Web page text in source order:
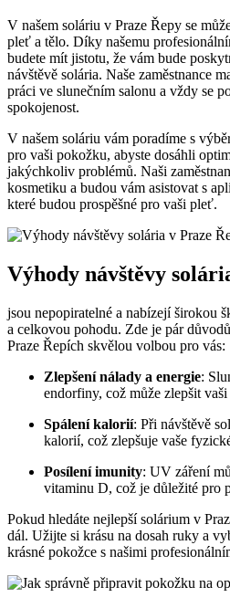
V našem soláriu v Praze Řepy se
pleť‌ a tělo. Díky našemu
budete mít jistotu, že vám⁢ bude
návštěvě solária. Naše‍ zaměstnance
práci ve slunečním salonu ‍a vždy se
spokojenost.
V našem soláriu vám poradíme s
pro vaši ⁣pokožku,⁢ abyste dosáhli
⁣jakýchkoliv problémů. Naši
kosmetiku a budou vám asistovat s
které budou prospěšné pro vaši⁤ pleť.
Výhody návštěvy⁢
jsou ‌nepopiratelné a nabízejí širokou
a celkovou pohodu. ‌Zde je ‌pár
Praze Řepích⁤ skvělou volbou pro vás:
Zlepšení nálady a⁣ energie:
endorfiny, což může zlepšit
Spálení kalorií: Při návštěvě
kalorií, což zlepšuje ⁢vaše
Posílení imunity:⁢ UV záření
vitaminu D, což je ⁣důležité pro
Pokud hledáte nejlepší solárium v
dál. Užijte si krásu na dosah ruky‍ a
krásné pokožce ​s našimi